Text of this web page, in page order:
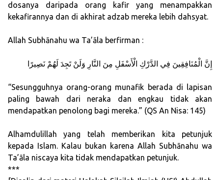
dosanya daripada orang kafir yang menampakkan
kekafirannya dan di akhirat adzab mereka lebih dahsyat.
Allah Subhānahu wa Ta’āla berfirman :
ﺇِﻥَّ ﺍﻟْﻤُﻨَﺎﻓِﻘِﻴﻦَ ﻓِﻲ ﺍﻟﺪَّﺭْﻙِ ﺍﻟْﺄَﺳْﻔَﻞِ ﻣِﻦَ ﺍﻟﻨَّﺎﺭِ ﻭَﻟَﻦْ ﺗَﺠِﺪَ ﻟَﻬُﻢْ ﻧَﺼِﻴﺮًﺍ
“Sesungguhnya orang-orang munafik berada di lapisan
paling bawah dari neraka dan engkau tidak akan
mendapatkan penolong bagi mereka.” (QS An Nisa: 145)
Alhamdulillah yang telah memberikan kita petunjuk
kepada Islam. Kalau bukan karena Allah Subhānahu wa
Ta’āla niscaya kita tidak mendapatkan petunjuk.
***